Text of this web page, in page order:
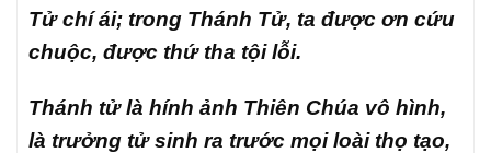
Tử chí ái; trong Thánh Tử, ta được ơn cứu
chuộc, được thứ tha tội lỗi.
Thánh tử là hính ảnh Thiên Chúa vô hình,
là trưởng tử sinh ra trước mọi loài thọ tạo,